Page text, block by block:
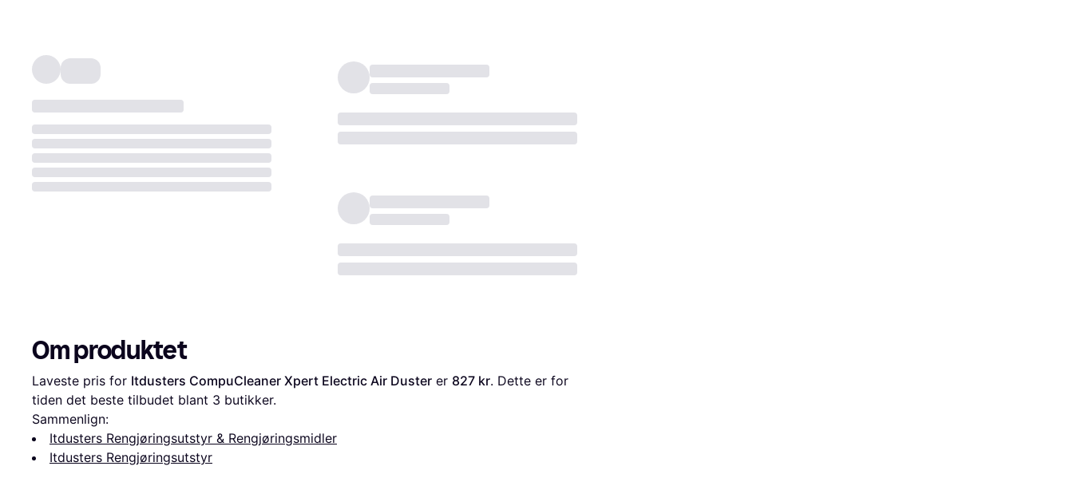
Om produktet
Laveste pris for Itdusters CompuCleaner Xpert Electric Air Duster er 827 kr. Dette er for
tiden det beste tilbudet blant 3 butikker.
Sammenlign:
Itdusters Rengjøringsutstyr & Rengjøringsmidler
Itdusters Rengjøringsutstyr